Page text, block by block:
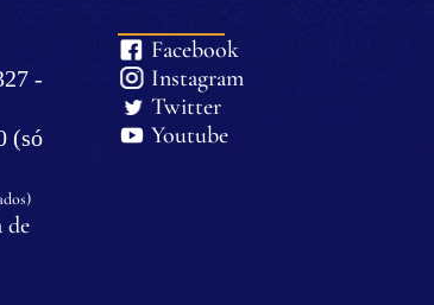
-
(só
de
Facebook
Instagram
Twitter
Youtube